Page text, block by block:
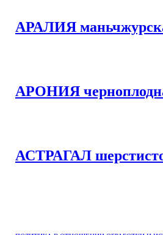
АРАЛИЯ
АРОНИЯ
АСТРАГАЛ